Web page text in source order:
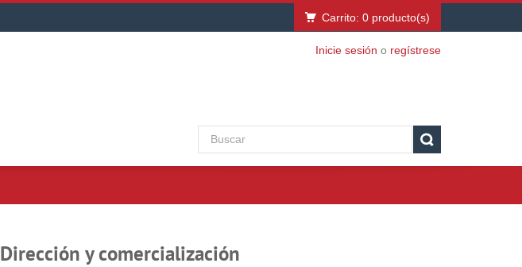
Carrito: 0 producto(s)
Inicie sesión o regístrese
Dirección y comercialización